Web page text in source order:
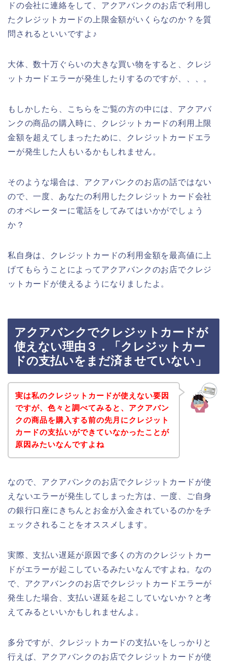
ドの会社に連絡をして、アクアバンクのお店で利用し
たクレジットカードの上限金額がいくらなのか？を質
問されるといいですよ♪
大体、数十万ぐらいの大きな買い物をすると、クレジ
ットカードエラーが発生したりするのですが、、、。
もしかしたら、こちらをご覧の方の中には、アクアバ
ンクの商品の購入時に、クレジットカードの利用上限
金額を超えてしまったために、クレジットカードエラ
ーが発生した人もいるかもしれません。
そのような場合は、アクアバンクのお店の話ではない
ので、一度、あなたの利用したクレジットカード会社
のオペレーターに電話をしてみてはいかがでしょう
か？
私自身は、クレジットカードの利用金額を最高値に上
げてもらうことによってアクアバンクのお店でクレジ
ットカードが使えるようになりましたよ。
アクアバンクでクレジットカードが
使えない理由３．「クレジットカー
ドの支払いをまだ済ませていない」
実は私のクレジットカードが使えない要因
ですが、色々と調べてみると、アクアバン
クの商品を購入する前の先月にクレジット
カードの支払いができていなかったことが
原因みたいなんですよね
なので、アクアバンクのお店でクレジットカードが使
えないエラーが発生してしまった方は、一度、ご自身
の銀行口座にきちんとお金が入金されているのかをチ
ェックされることをオススメします。
実際、支払い遅延が原因で多くの方のクレジットカー
ドがエラーが起こしているみたいなんですよね。なの
で、アクアバンクのお店でクレジットカードエラーが
発生した場合、支払い遅延を起こしていないか？と考
えてみるといいかもしれませんよ。
多分ですが、クレジットカードの支払いをしっかりと
行えば、アクアバンクのお店でクレジットカードが使